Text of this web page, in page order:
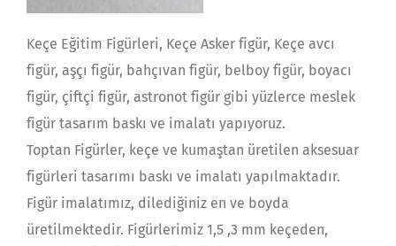
Keçe Eğitim Figürleri, Keçe Asker figür, Keçe avcı
figür, aşçı figür, bahçıvan figür, belboy figür, boyacı
figür, çiftçi figür, astronot figür gibi yüzlerce meslek
figür tasarım baskı ve imalatı yapıyoruz.
Toptan Figürler, keçe ve kumaştan üretilen aksesuar
figürleri tasarımı baskı ve imalatı yapılmaktadır.
Figür imalatımız, dilediğiniz en ve boyda
üretilmektedir. Figürlerimiz 1,5 ,3 mm keçeden,